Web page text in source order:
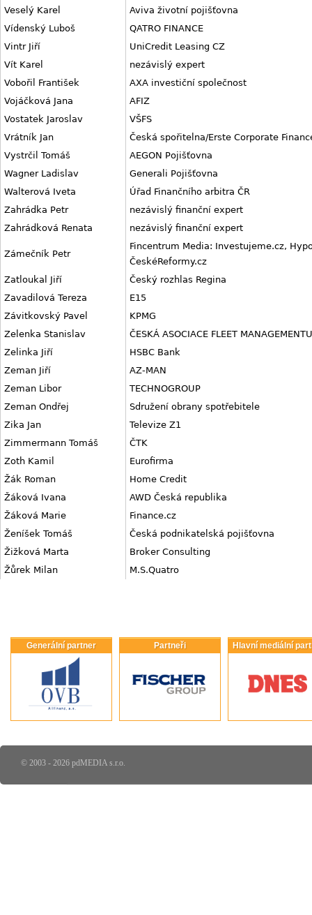
Veselý Karel
Aviva životní pojišťovna
Vídenský Luboš
QATRO FINANCE
Vintr Jiří
UniCredit Leasing CZ
Vít Karel
nezávislý expert
Vobořil František
AXA investiční společnost
Vojáčková Jana
AFIZ
Vostatek Jaroslav
VŠFS
Vrátník Jan
Česká spořitelna/Erste Corporate
Vystrčil Tomáš
AEGON Pojišťovna
Wagner Ladislav
Generali Pojišťovna
Walterová Iveta
Úřad Finančního arbitra ČR
Zahrádka Petr
nezávislý finanční expert
Zahrádková Renata
nezávislý finanční expert
Zámečník Petr
Fincentrum Media: Investujeme.cz,
ČeskéReformy.cz
Zatloukal Jiří
Český rozhlas Regina
Zavadilová Tereza
E15
Závitkovský Pavel
KPMG
Zelenka Stanislav
ČESKÁ ASOCIACE FLEET MANAGEMENTU
Zelinka Jiří
HSBC Bank
Zeman Jiří
AZ-MAN
Zeman Libor
TECHNOGROUP
Zeman Ondřej
Sdružení obrany spotřebitele
Zika Jan
Televize Z1
Zimmermann Tomáš
ČTK
Zoth Kamil
Eurofirma
Žák Roman
Home Credit
Žáková Ivana
AWD Česká republika
Žáková Marie
Finance.cz
Ženíšek Tomáš
Česká podnikatelská pojišťovna
Žižková Marta
Broker Consulting
Žůrek Milan
M.S.Quatro
Generální partner Partneři Hlavní mediální
© 2003 - 2026 pdMEDIA s.r.o.